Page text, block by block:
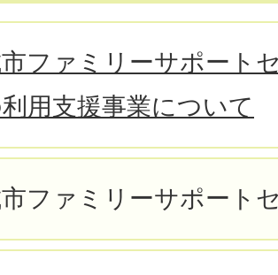
ファミリーサポート
用支援事業について
ファミリーサポート